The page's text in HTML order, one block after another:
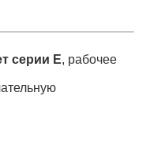
серии E, рабочее